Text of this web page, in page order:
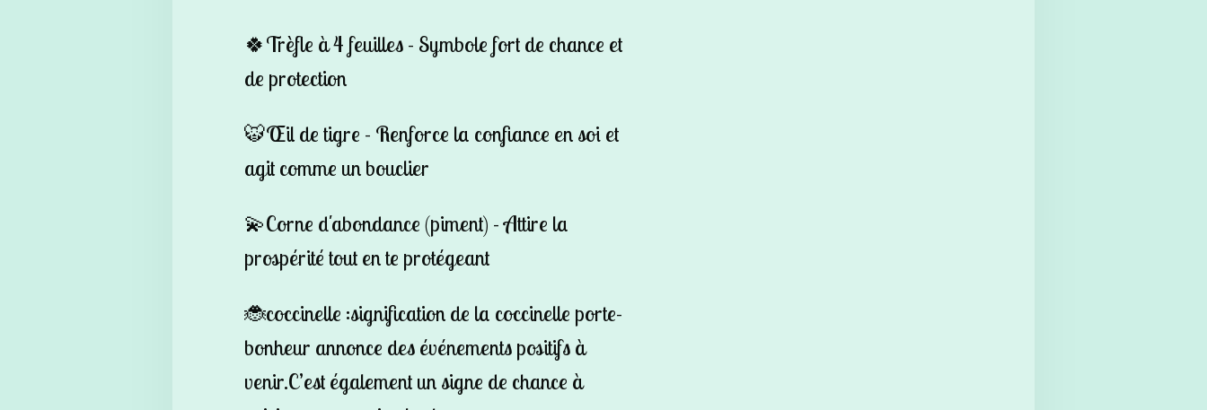
🍀Trèfle à 4 feuilles - Symbole fort de chance et
de protection
🐯Œil de tigre - Renforce la confiance en soi et
agit comme un bouclier
💫Corne d'abondance (piment) - Attire la
prospérité tout en te protégeant
🐞coccinelle :signification de la coccinelle porte-
bonheur annonce des événements positifs à
venir.C’est également un signe de chance à